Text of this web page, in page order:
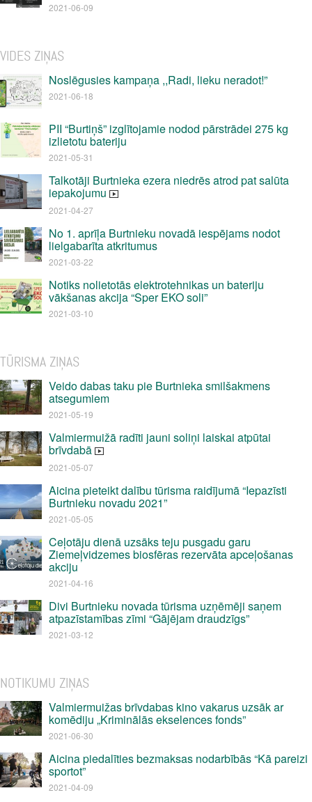
2021-06-09
VIDES ZIŅAS
Noslēgusies kampaņa ,,Radi, lieku neradot!”
2021-06-18
PII “Burtiņš” izglītojamie nodod pārstrādei 275 kg
izlietotu bateriju
2021-05-31
Talkotāji Burtnieka ezera niedrēs atrod pat salūta
iepakojumu
2021-04-27
No 1. aprīļa Burtnieku novadā iespējams nodot
lielgabarīta atkritumus
2021-03-22
Notiks nolietotās elektrotehnikas un bateriju
vākšanas akcija “Sper EKO soli”
2021-03-10
TŪRISMA ZIŅAS
Veido dabas taku pie Burtnieka smilšakmens
atsegumiem
2021-05-19
Valmiermuižā radīti jauni soliņi laiskai atpūtai
brīvdabā
2021-05-07
Aicina pieteikt dalību tūrisma raidījumā “Iepazīsti
Burtnieku novadu 2021”
2021-05-05
Ceļotāju dienā uzsāks teju pusgadu garu
Ziemeļvidzemes biosfēras rezervāta apceļošanas
akciju
2021-04-16
Divi Burtnieku novada tūrisma uzņēmēji saņem
atpazīstamības zīmi “Gājējam draudzīgs”
2021-03-12
NOTIKUMU ZIŅAS
Valmiermuižas brīvdabas kino vakarus uzsāk ar
komēdiju „Kriminālās ekselences fonds”
2021-06-30
Aicina piedalīties bezmaksas nodarbībās “Kā pareizi
sportot”
2021-04-09